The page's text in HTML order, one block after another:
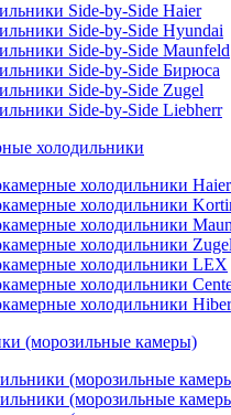
Side-by-Side Haier
Side-by-Side Hyundai
Side-by-Side Maunfeld
Side-by-Side Бирюса
Side-by-Side Zugel
Side-by-Side Liebherr
холодильники
холодильники Haier
холодильники
холодильники
холодильники Zugel
холодильники LEX
холодильники
холодильники
(морозильные камеры)
(морозильные
(морозильные